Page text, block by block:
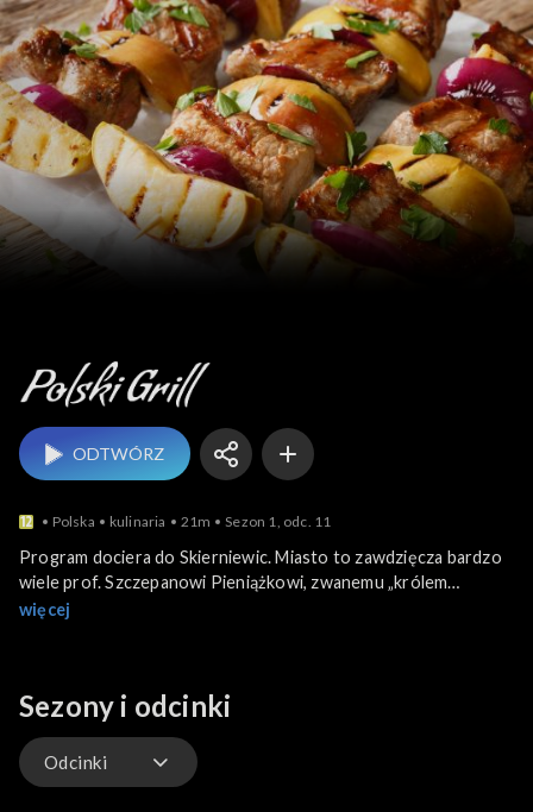
Polski grill
ODTWÓRZ
Polska kulinaria 21m Sezon 1, odc. 11
Program dociera do Skierniewic. Miasto to zawdzięcza bardzo
wiele prof. Szczepanowi Pieniążkowi, zwanemu „królem
polskich jabłek” – był wieloletnim dyrektorem tamtejszego
więcej
Sezony i odcinki
Odcinki